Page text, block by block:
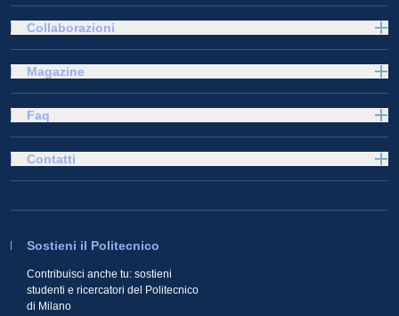
Collaborazioni
Magazine
Faq
Sostieni il Politecnico
Contribuisci anche tu: sostieni
studenti e ricercatori del Politecnico
di Milano
Contatti